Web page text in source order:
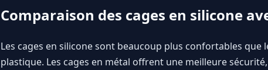
Comparaison des cages en silicone
Les cages en silicone sont beaucoup plus confortables
plastique. Les cages en métal offrent une meilleure